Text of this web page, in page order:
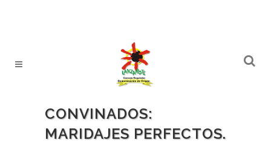
CONVINADOS:
MARIDAJES PERFECTOS.